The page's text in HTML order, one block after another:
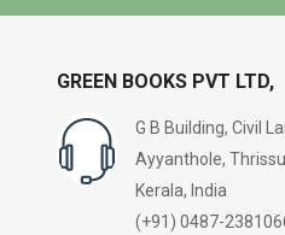
GREEN BOOKS PVT LTD,
G B Building, Civil
Ayyanthole,
Kerala, India
(+91) 0487-